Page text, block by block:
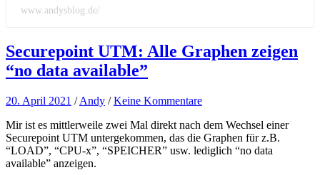
www.andysblog.de/
Securepoint UTM: Alle Graphen zeigen
“no data available”
20. April 2021 /Andy /Keine Kommentare
Mir ist es mittlerweile zwei Mal direkt nach dem Wechsel einer
Securepoint UTM untergekommen, das die Graphen für z.B.
“LOAD”, “CPU-x”, “SPEICHER” usw. lediglich “no data
available” anzeigen.